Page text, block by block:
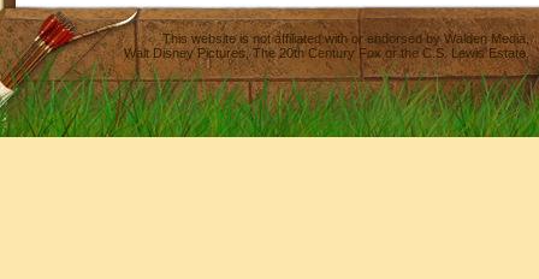
This website is not affiliated with or endorsed byWalden Media
Walt Disney Pictures,The 20th Century Fox or the C.S. Lewis Estate.